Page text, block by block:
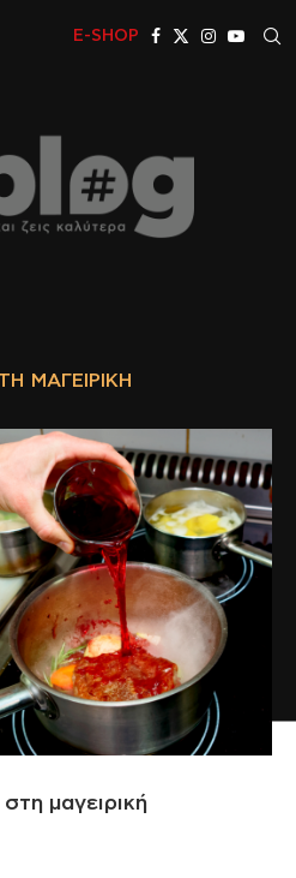
E-SHOP
ΜΑΓΕΙΡΙΚΉ
μαγειρική